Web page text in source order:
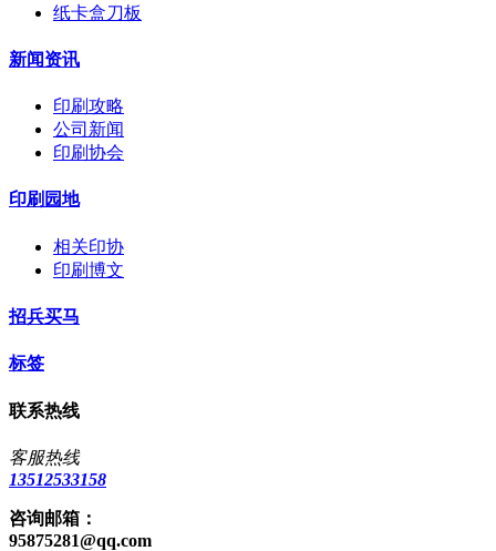
纸卡盒刀板
新闻资讯
印刷攻略
公司新闻
印刷协会
印刷园地
相关印协
印刷博文
招兵买马
标签
联系热线
客服热线
13512533158
咨询邮箱：
95875281@qq.com